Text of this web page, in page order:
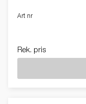
Art nr
Rek. pris